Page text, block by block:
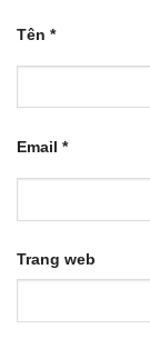
Tên *
Email *
Trang web